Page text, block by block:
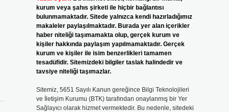
kurum veya şahıs şirketi ile hiçbir bağlantısı
bulunmamaktadır. Sitede yalnızca kendi hazırladığımız
makaleler paylaşılmaktadır. Burada yer alan içerikler
haber niteliği taşımamakta olup, gerçek kurum ve
kişiler hakkında paylaşım yapılmamaktadır. Gerçek
kurum ve kişiler ile isim benzerlikleri tamamen
tesadüfidir. Sitemizdeki bilgiler taslak halindedir ve
tavsiye niteliği taşımazlar.
Sitemiz, 5651 Sayılı Kanun gereğince Bilgi Teknolojileri
ve İletişim Kurumu (BTK) tarafından onaylanmış bir Yer
Sağlayıcı olarak hizmet vermektedir. Bu nedenle, sitedeki